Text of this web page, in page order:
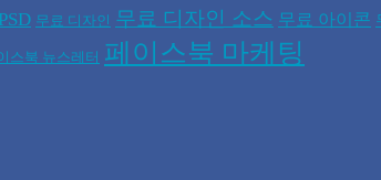
무료 디자인 무료 디자인 소스 무료 아이콘
스북 뉴스레터 페이스북 마케팅